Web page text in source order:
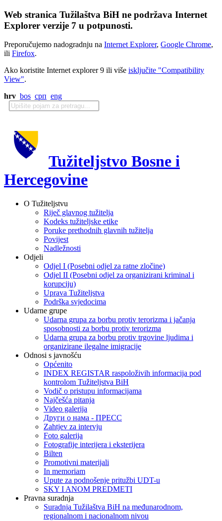
Web stranica Tužilaštva BiH ne podržava Internet
Explorer verzije 7 u potpunosti.
Preporučujemo nadogradnju na Internet Explorer, Google Chrome,
ili Firefox.
Ako koristite Internet explorer 9 ili više isključite "Compatibility
View".
hrv bos срп eng
Tužiteljstvo Bosne i
Hercegovine
O Tužiteljstvu
Riječ glavnog tužitelja
Kodeks tužiteljske etike
Poruke prethodnih glavnih tužitelja
Povijest
Nadležnosti
Odjeli
Odjel I (Posebni odjel za ratne zločine)
Odjel II (Posebni odjel za organizirani kriminal i
korupciju)
Uprava Tužiteljstva
Podrška svjedocima
Udarne grupe
Udarna grupa za borbu protiv terorizma i jačanja
sposobnosti za borbu protiv terorizma
Udarna grupa za borbu protiv trgovine ljudima i
organizirane ilegalne imigracije
Odnosi s javnošću
Općenito
INDEX REGISTAR raspoloživih informacija pod
kontrolom Tužiteljstva BiH
Vodič o pristupu informacijama
Najčešća pitanja
Video galerija
Други о нама - ПРЕСC
Zahtjev za intervju
Foto galerija
Fotografije interijera i eksterijera
Bilten
Promotivni materijali
In memoriam
Upute za podnošenje pritužbi UDT-u
SKY I ANOM PREDMETI
Pravna suradnja
Suradnja Tužilaštva BiH na međunarodnom,
regionalnom i nacionalnom nivou